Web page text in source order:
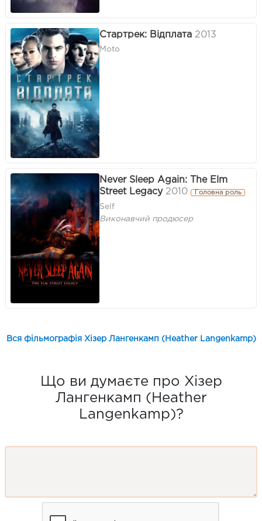
Стартрек: Відплата 2013
Moto
Never Sleep Again: The Elm
Street Legacy 2010 Головна роль
Self
Виконавчий продюсер
Вся фільмографія Хізер Лангенкамп (Heather Langenkamp)
Що ви думаєте про Хізер
Лангенкамп (Heather
Langenkamp)?